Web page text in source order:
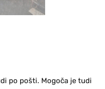
po pošti. Mogoča je tudi